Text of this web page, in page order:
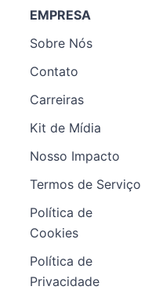
EMPRESA
Sobre Nós
Contato
Carreiras
Kit de Mídia
Nosso Impacto
Termos de Serviço
Política de
Cookies
Política de
Privacidade